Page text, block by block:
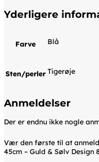
Yderligere
Farve Blå
Sten/perler Tigerøje
Anmeldelser
Der er endnu ikke nogle
Vær den første til at
45cm – Guld & Sølv Design